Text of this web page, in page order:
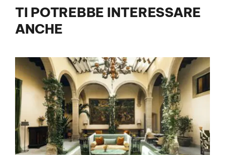
TI POTREBBE INTERESSARE
ANCHE